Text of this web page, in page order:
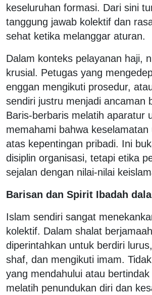
keseluruhan formasi. Dari sini
tanggung jawab kolektif dan
sehat ketika melanggar aturan.
Dalam konteks pelayanan haji,
krusial. Petugas yang
enggan mengikuti prosedur,
sendiri justru menjadi ancaman
Baris-berbaris melatih aparatur
memahami bahwa
atas kepentingan pribadi. Ini
disiplin organisasi, tetapi etika
sejalan dengan nilai-nilai
Barisan dan Spirit Ibadah
Islam sendiri sangat
kolektif. Dalam shalat
diperintahkan untuk berdiri
shaf, dan mengikuti imam.
yang mendahului atau
melatih penundukan diri dan